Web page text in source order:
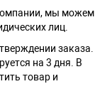
мы можем
лиц.
заказа.
на 3 дня. В
товар и